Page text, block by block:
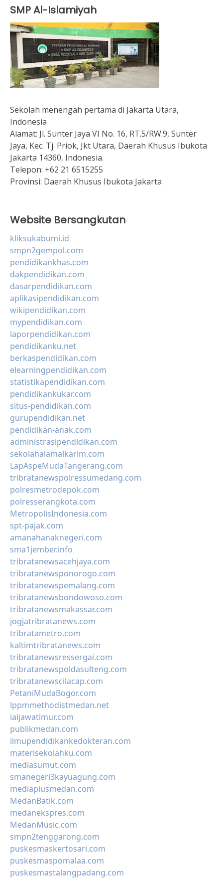
SMP Al-Islamiyah
Sekolah menengah pertama di Jakarta Utara,
Indonesia
Alamat: Jl. Sunter Jaya VI No. 16, RT.5/RW.9, Sunter
Jaya, Kec. Tj. Priok, Jkt Utara, Daerah Khusus Ibukota
Jakarta 14360, Indonesia.
Telepon: +62 21 6515255
Provinsi: Daerah Khusus Ibukota Jakarta
Website Bersangkutan
kliksukabumi.id
smpn2gempol.com
pendidikankhas.com
dakpendidikan.com
dasarpendidikan.com
aplikasipendidikan.com
wikipendidikan.com
mypendidikan.com
laporpendidikan.com
pendidikanku.net
berkaspendidikan.com
elearningpendidikan.com
statistikapendidikan.com
pendidikankukar.com
situs-pendidikan.com
gurupendidikan.net
pendidikan-anak.com
administrasipendidikan.com
sekolahalamalkarim.com
LapAspeMudaTangerang.com
tribratanewspolressumedang.com
polresmetrodepok.com
polresserangkota.com
MetropolisIndonesia.com
spt-pajak.com
amanahanaknegeri.com
sma1jember.info
tribratanewsacehjaya.com
tribratanewsponorogo.com
tribratanewspemalang.com
tribratanewsbondowoso.com
tribratanewsmakassar.com
jogjatribratanews.com
tribratametro.com
kaltimtribratanews.com
tribratanewsressergai.com
tribratanewspoldasulteng.com
tribratanewscilacap.com
PetaniMudaBogor.com
lppmmethodistmedan.net
iaijawatimur.com
publikmedan.com
ilmupendidikankedokteran.com
materisekolahku.com
mediasumut.com
smanegeri3kayuagung.com
mediaplusmedan.com
MedanBatik.com
medanekspres.com
MedanMusic.com
smpn2tenggarong.com
puskesmaskertosari.com
puskesmaspomalaa.com
puskesmastalangpadang.com